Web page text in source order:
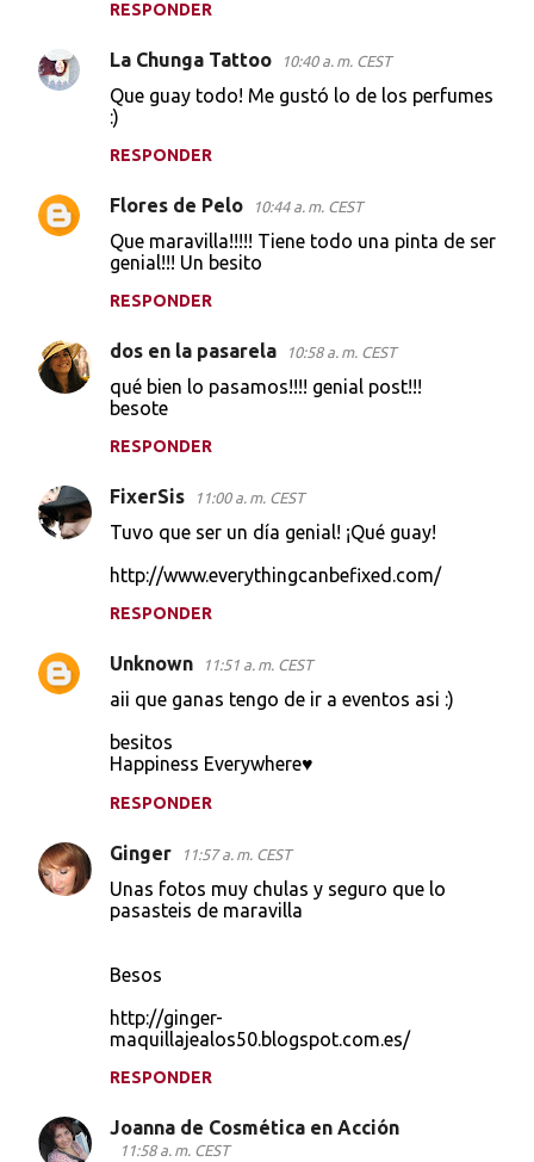
RESPONDER
La Chunga Tattoo 10:40 a. m. CEST
Que guay todo! Me gustó lo de los perfumes
:)
RESPONDER
Flores de Pelo 10:44 a. m. CEST
Que maravilla!!!!! Tiene todo una pinta de ser
genial!!! Un besito
RESPONDER
dos en la pasarela 10:58 a. m. CEST
qué bien lo pasamos!!!! genial post!!!
besote
RESPONDER
FixerSis 11:00 a. m. CEST
Tuvo que ser un día genial! ¡Qué guay!
http://www.everythingcanbefixed.com/
RESPONDER
Unknown 11:51 a. m. CEST
aii que ganas tengo de ir a eventos asi :)
besitos
Happiness Everywhere♥
RESPONDER
Ginger 11:57 a. m. CEST
Unas fotos muy chulas y seguro que lo
pasasteis de maravilla
Besos
http://ginger-
maquillajealos50.blogspot.com.es/
RESPONDER
Joanna de Cosmética en Acción
11:58 a. m. CEST